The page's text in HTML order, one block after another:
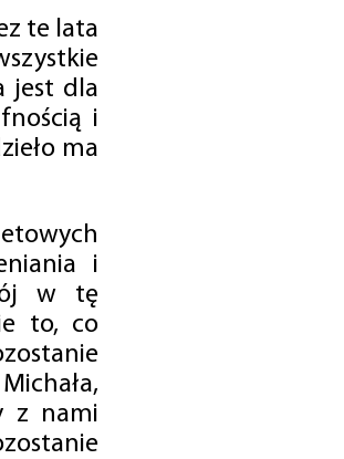
te lata
jest dla
i
ma
i
w tę
to, co
z nami